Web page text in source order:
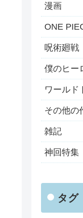
漫画
ONE
呪術廻戦
僕のヒー
ワールド
その他の
雑記
神回特集
タグ